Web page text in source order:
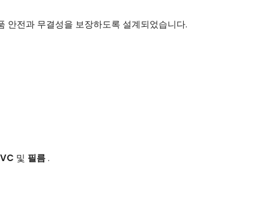
안전과 무결성을 보장하도록 설계되었습니다.
및 필름.